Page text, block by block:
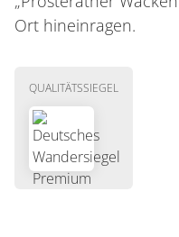
Ort hineinragen.
QUALITÄTSSIEGEL